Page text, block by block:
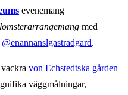
evenemang
med
@enannanslgastradgard.
von Echstedtska gården
väggmålningar,